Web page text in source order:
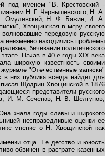
под именем "В. Крестовский -
Н. Г. Чернышевского, Н. А.
Омулевский, Н. Ф. Бажин, И. А.
Хвощинская в меру своего
волновавшие передовую русскую
неизменно находились проблемы
бичевание политического
Начав в 40-е годы XIX века
широкую известность своими
"Отечественные записки"
них публика всегда найдет для
Щедрин Хвощинской в 1876
представители русского
И. М. Сеченов, Н. В. Шелгунов,
знала годы славы и широкого
несправедливые оценки ее
мнение о Н. Хвощинской как
отца. Ее детство и юность
обвинен в растрате казенных